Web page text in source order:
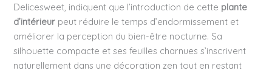
Delicesweet, indiquent que l’introduction de cette plante
d’intérieur peut réduire le temps d’endormissement et
améliorer la perception du bien-être nocturne. Sa
silhouette compacte et ses feuilles charnues s’inscrivent
naturellement dans une décoration zen tout en restant